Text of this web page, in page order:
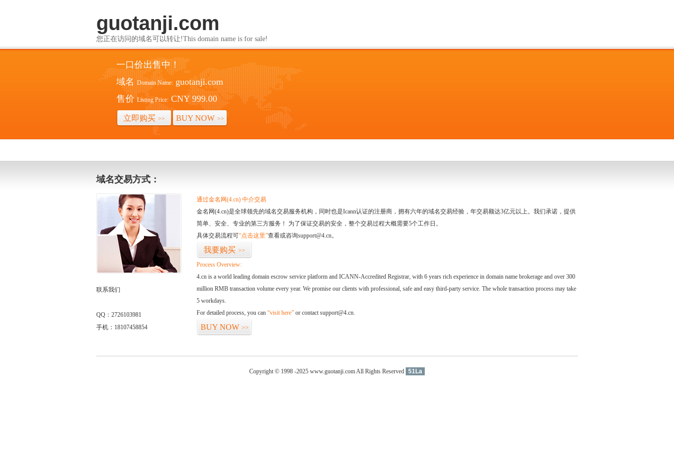
guotanji.com
您正在访问的域名可以转让!This domain name is for sale!
一口价出售中！
域名 Domain Name: guotanji.com
售价 Listing Price: CNY 999.00
立即购买 >> BUY NOW >>
域名交易方式：
联系我们
QQ：2726103981
手机：18107458854
通过金名网(4.cn) 中介交易
金名网(4.cn)是全球领先的域名交易服务机构，同时也是Icann认证的注册商，拥有六年的域名交易经验，年交易额达3亿元以上。我们承诺，提供
简单、安全、专业的第三方服务！ 为了保证交易的安全，整个交易过程大概需要5个工作日。
具体交易流程可“点击这里”查看或咨询support@4.cn。
我要购买 >>
Process Overview:
4.cn is a world leading domain escrow service platform and ICANN-Accredited Registrar, with 6 years rich experience in domain name brokerage and over 300
million RMB transaction volume every year. We promise our clients with professional, safe and easy third-party service. The whole transaction process may take
5 workdays.
For detailed process, you can “visit here” or contact support@4.cn.
BUY NOW >>
Copyright © 1998 -2025 www.guotanji.com All Rights Reserved 51La